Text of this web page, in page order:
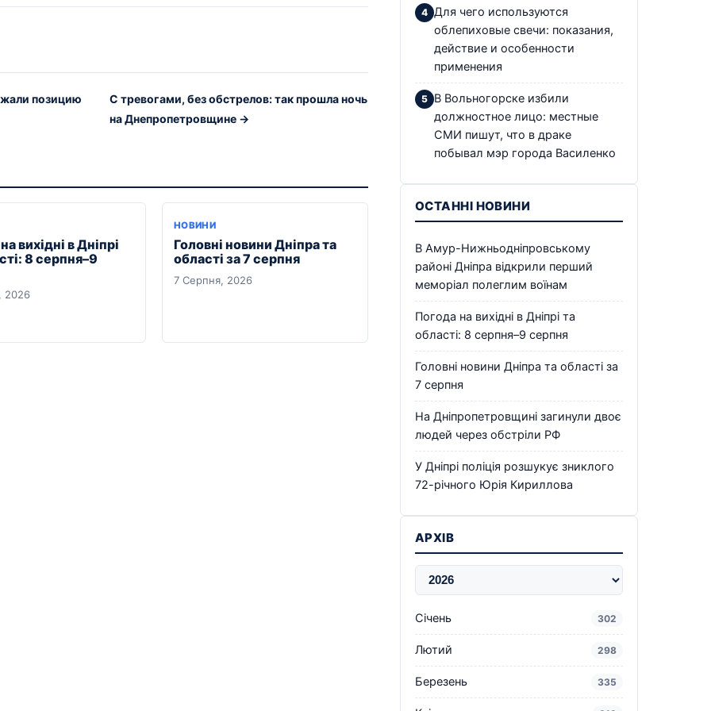
позицию
С тревогами, без обстрелов: так прошла ночь
на Днепропетровщине →
вихідні в Дніпрі
8 серпня–9
2026
НОВИНИ
Головні новини Дніпра та
області за 7 серпня
7 Серпня, 2026
Для чего используются
облепиховые свечи: показания,
действие и особенности
применения
В Вольногорске избили
должностное лицо: местные
СМИ пишут, что в драке
побывал мэр города Василенко
ОСТАННІ НОВИНИ
В Амур-Нижньодніпровському
районі Дніпра відкрили перший
меморіал полеглим воїнам
Погода на вихідні в Дніпрі та
області: 8 серпня–9 серпня
Головні новини Дніпра та області за
7 серпня
На Дніпропетровщині загинули двоє
людей через обстріли РФ
У Дніпрі поліція розшукує зниклого
72-річного Юрія Кириллова
АРХІВ
Січень 302
Лютий 298
Березень 335